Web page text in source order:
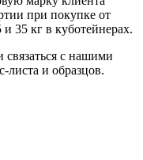
при покупке от
35 кг в куботейнерах.
с нашими
листа и образцов.